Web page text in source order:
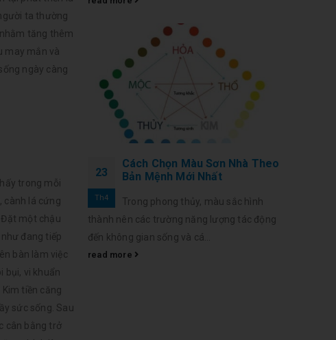
ta thường
tăng thêm
may mắn và
ngày càng
trong mỗi
cành lá cứng
Đặt một chậu
đang tiếp
bàn làm việc
bụi, vi khuẩn
tiền căng
sức sống. Sau
cân bằng trở
23
Th4
Cách Chọn Màu Sơn Nhà Theo
Bản Mệnh Mới Nhất
Trong phong thủy, màu sắc hình
thành nên các trường năng lượng tác động
đến không gian sống và cá...
read more